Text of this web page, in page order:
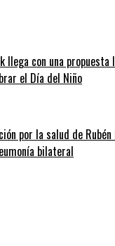
llega con una
el Día del Niño
por la salud de
bilateral